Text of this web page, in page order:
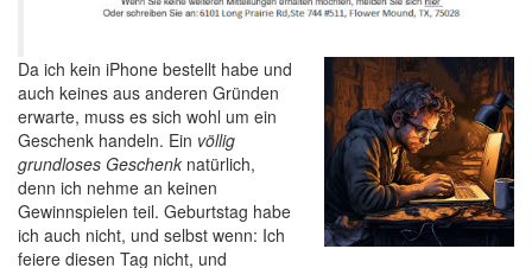
Da ich kein iPhone bestellt habe und
auch keines aus anderen Gründen
erwarte, muss es sich wohl um ein
Geschenk handeln. Ein völlig
grundloses Geschenk natürlich,
denn ich nehme an keinen
Gewinnspielen teil. Geburtstag habe
ich auch nicht, und selbst wenn: Ich
feiere diesen Tag nicht, und